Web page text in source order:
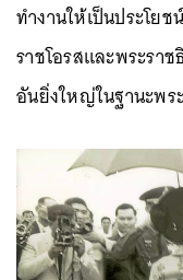
ทำงานให้เป็นประโย
ราชโอรสและพระรา
อันยิ่งใหญ่ในฐานะพร